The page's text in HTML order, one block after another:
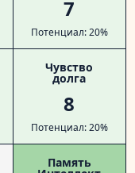
7
Потенциал: 20%
Чувство
долга
8
Потенциал: 20%
Память